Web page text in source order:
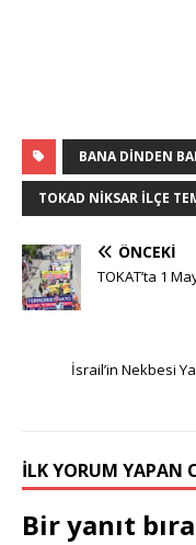
BANA DINDEN
TOKAD NIKSAR ILÇE
ÖNCEKI
TOKAT’ta 1
İsrail’in Nekbesi
İLK YORUM YAPAN
Bir yanıt